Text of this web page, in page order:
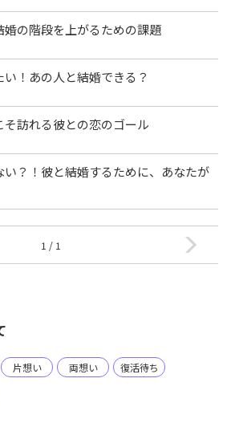
の階段を上がるための課題
！あの人と結婚できる？
訪れる彼との恋のゴール
？！彼と結婚するために、あなたが
1 / 1
片想い 両想い 復活待ち